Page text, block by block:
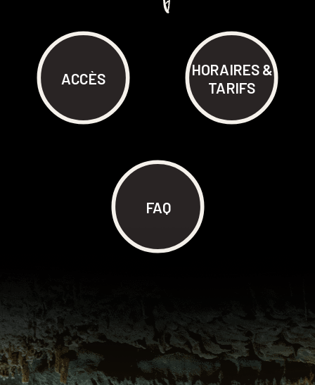
VOTRE VISITE
ACCÈS
HORAIRES &
TARIFS
FAQ